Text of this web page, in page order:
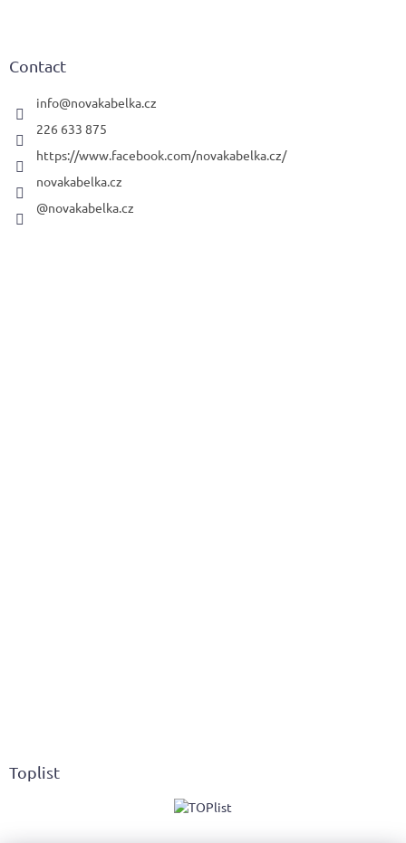
Contact
info@novakabelka.cz
226 633 875
https://www.facebook.com/novakabelka.cz/
novakabelka.cz
@novakabelka.cz
Toplist